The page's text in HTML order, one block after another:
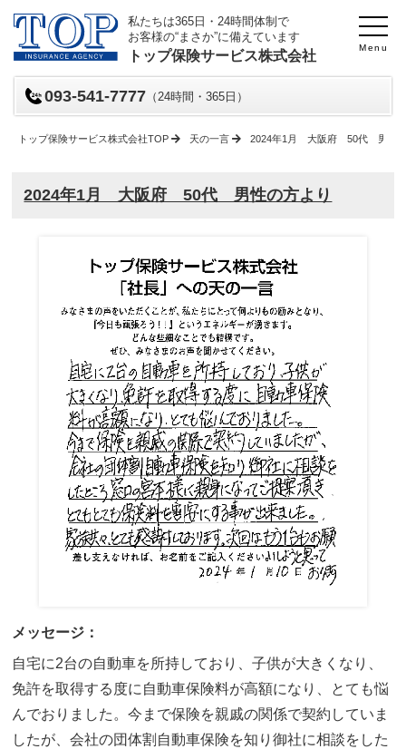
Menu
私たちは365日・24時間体制で
お客様の“まさか”に備えています
トップ保険サービス株式会社
093-541-7777 （24時間・365日）
トップ保険サービス株式会社TOP 天の一言 2024年1月 大阪府 50代 男性
2024年1月 大阪府 50代 男性の方より
メッセージ：
自宅に2台の自動車を所持しており、子供が大きくなり、
免許を取得する度に自動車保険料が高額になり、とても悩
んでおりました。今まで保険を親戚の関係で契約していま
したが、会社の団体割自動車保険を知り御社に相談をした